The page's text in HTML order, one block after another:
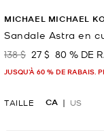
MICHAEL MICHAEL
Sandale Astra en
était
138 $ maintenant
27 $ 80 % DE
JUSQU’À 60 % DE RABAIS.
TAILLE CA US